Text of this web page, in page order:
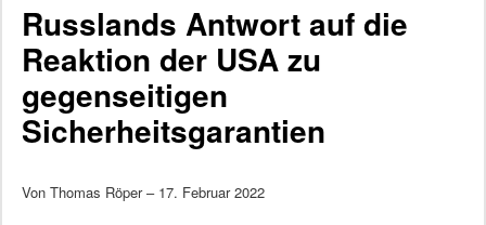
Russlands Antwort auf die
Reaktion der USA zu
gegenseitigen
Sicherheitsgarantien
Von Thomas Röper – 17. Februar 2022